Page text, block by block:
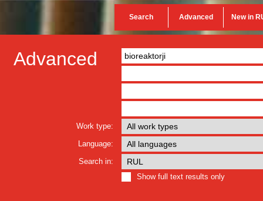
Search Advanced New in
Advanced
Work type:
Language:
Search in:
Show full text results only